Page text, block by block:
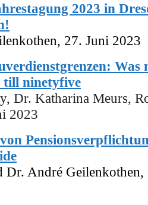
2023 in
27. Juni 2023
Was
till ninetyfive
Dr. Katharina Meurs,
2023
Dr. André